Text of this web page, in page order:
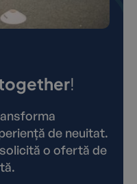
!
de neuitat.
o ofertă de